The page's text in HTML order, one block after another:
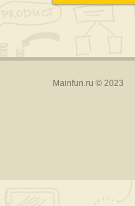
Mainfun.ru © 2023